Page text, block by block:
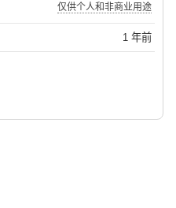
仅供个人和非商业用途
1 年前